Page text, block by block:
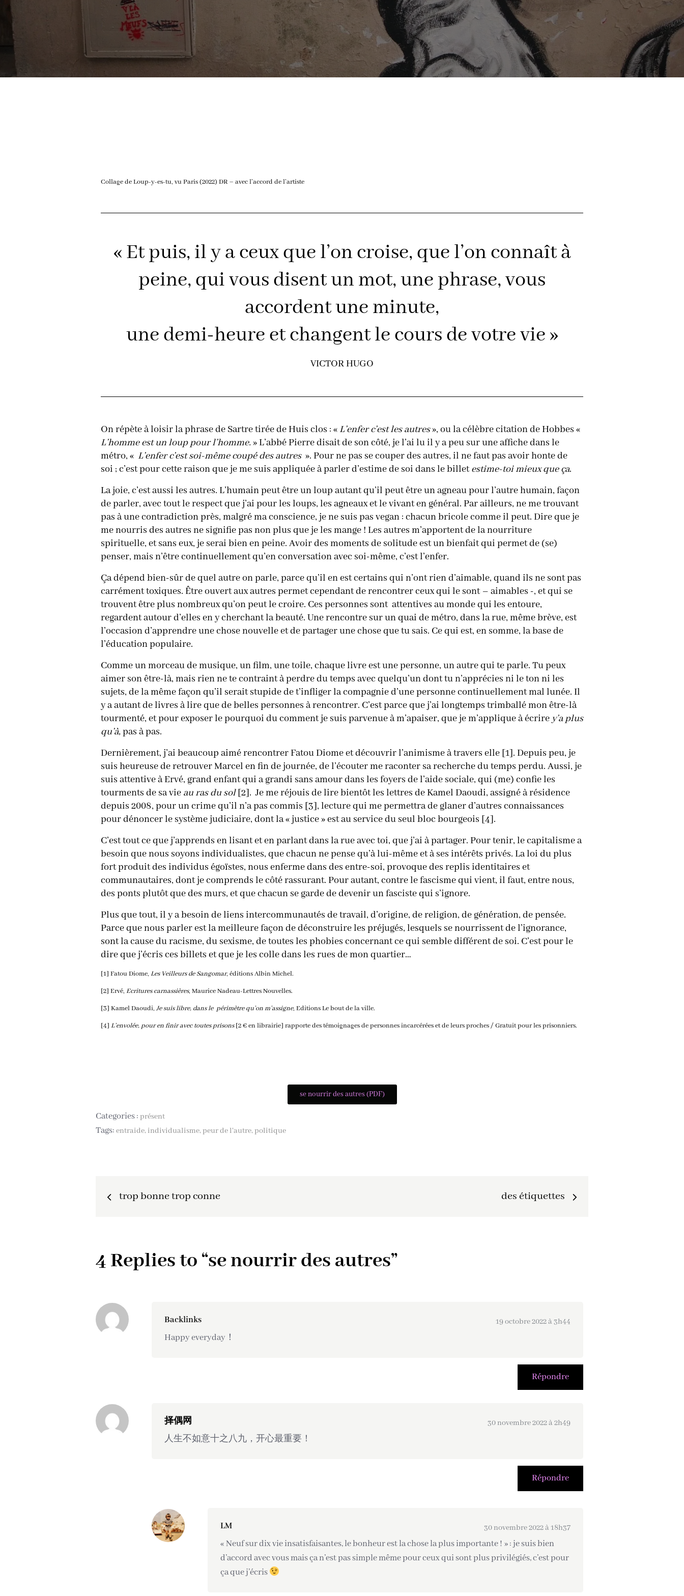
Collage de Loup-y-es-tu, vu Paris (2022) DR – avec l’accord de l’artiste
« Et puis, il y a ceux que l’on croise, que l’on connaît à
peine, qui vous disent un mot, une phrase, vous
accordent une minute,
une demi-heure et changent le cours de votre vie »
VICTOR HUGO
On répète à loisir la phrase de Sartre tirée de Huis clos : « L’enfer c’est les autres», ou la célèbre citation de Hobbes «
L’homme est un loup pour l’homme.» L’abbé Pierre disait de son côté, je l’ai lu il y a peu sur une affiche dans le
métro, « L’enfer c’est soi-même coupé des autres». Pour ne pas se couper des autres, il ne faut pas avoir honte de
soi ; c’est pour cette raison que je me suis appliquée à parler d’estime de soi dans le billetestime-toi mieux que ça.
La joie, c’est aussi les autres. L’humain peut être un loup autant qu’il peut être un agneau pour l’autre humain, façon
de parler, avec tout le respect que j’ai pour les loups, les agneaux et le vivant en général. Par ailleurs, ne me trouvant
pas à une contradiction près, malgré ma conscience, je ne suis pas vegan : chacun bricole comme il peut. Dire que je
me nourris des autres ne signifie pas non plus que je les mange ! Les autres m’apportent de la nourriture
spirituelle, et sans eux, je serai bien en peine. Avoir des moments de solitude est un bienfait qui permet de (se)
penser, mais n’être continuellement qu’en conversation avec soi-même, c’est l’enfer.
Ça dépend bien-sûr de quel autre on parle, parce qu’il en est certains qui n’ont rien d’aimable, quand ils ne sont pas
carrément toxiques. Être ouvert aux autres permet cependant de rencontrer ceux qui le sont – aimables -, et qui se
trouvent être plus nombreux qu’on peut le croire. Ces personnes sont attentives au monde qui les entoure,
regardent autour d’elles en y cherchant la beauté. Une rencontre sur un quai de métro, dans la rue, même brève, est
l’occasion d’apprendre une chose nouvelle et de partager une chose que tu sais. Ce qui est, en somme, la base de
l’éducation populaire.
Comme un morceau de musique, un film, une toile, chaque livre est une personne, un autre qui te parle. Tu peux
aimer son être-là, mais rien ne te contraint à perdre du temps avec quelqu’un dont tu n’apprécies ni le ton ni les
sujets, de la même façon qu’il serait stupide de t’infliger la compagnie d’une personne continuellement mal lunée. Il
y a autant de livres à lire que de belles personnes à rencontrer. C’est parce que j’ai longtemps trimballé mon être-là
tourmenté, et pour exposer le pourquoi du comment je suis parvenue à m’apaiser, que je m’applique à écrirey’a plus
qu’à,pas à pas.
Dernièrement, j’ai beaucoup aimé rencontrer Fatou Diome et découvrir l’animisme à travers elle [1]. Depuis peu, je
suis heureuse de retrouver Marcel en fin de journée, de l’écouter me raconter sa recherche du temps perdu. Aussi, je
suis attentive à Ervé, grand enfant qui a grandi sans amour dans les foyers de l’aide sociale, qui (me) confie les
tourments de sa vie au ras du sol[2]. Je me réjouis de lire bientôt les lettres de Kamel Daoudi, assigné à résidence
depuis 2008, pour un crime qu’il n’a pas commis [3], lecture qui me permettra de glaner d’autres connaissances
pour dénoncer le système judiciaire, dont la « justice » est au service du seul bloc bourgeois [4].
C’est tout ce que j’apprends en lisant et en parlant dans la rue avec toi, que j’ai à partager. Pour tenir, le capitalisme a
besoin que nous soyons individualistes, que chacun ne pense qu’à lui-même et à ses intérêts privés. La loi du plus
fort produit des individus égoïstes, nous enferme dans des entre-soi, provoque des replis identitaires et
communautaires, dont je comprends le côté rassurant. Pour autant, contre le fascisme qui vient, il faut, entre nous,
des ponts plutôt que des murs, et que chacun se garde de devenir un fasciste qui s’ignore.
Plus que tout, il y a besoin de liens intercommunautés de travail, d’origine, de religion, de génération, de pensée.
Parce que nous parler est la meilleure façon de déconstruire les préjugés, lesquels se nourrissent de l’ignorance,
sont la cause du racisme, du sexisme, de toutes les phobies concernant ce qui semble différent de soi. C’est pour le
dire que j’écris ces billets et que je les colle dans les rues de mon quartier…
[1] Fatou Diome, Les Veilleurs de Sangomar, éditions Albin Michel.
[2] Ervé, Ecritures carnassières, Maurice Nadeau-Lettres Nouvelles.
[3] Kamel Daoudi,Je suis libre, dans le périmètre qu’on m’assigne, Editions Le bout de la ville.
[4] L’envolée, pour en finir avec toutes prisons[2 € en librairie] rapporte des témoignages de personnes incarcérées et de leurs proches / Gratuit pour les prisonniers.
se nourrir des autres (PDF)
Categories : présent
Tags: entraide individualisme peur de l'autre politique
trop bonne trop conne des étiquettes
4 Replies to “se nourrir des autres”
Backlinks 19 octobre 2022 à 3h44
Happy everyday！
Répondre
择偶网 30 novembre 2022 à 2h49
人生不如意十之八九，开心最重要！
Répondre
LM 30 novembre 2022 à 18h37
« Neuf sur dix vie insatisfaisantes, le bonheur est la chose la plus importante ! » : je suis bien
d’accord avec vous mais ça n’est pas simple même pour ceux qui sont plus privilégiés, c’est pour
ça que j’écris